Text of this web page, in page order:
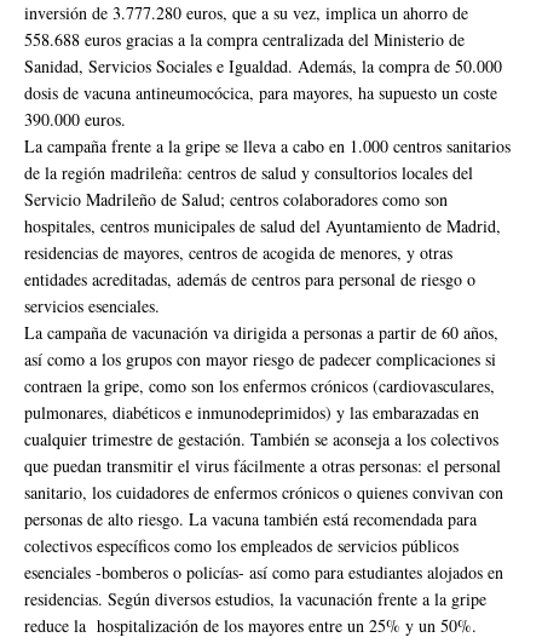
inversión de 3.777.280 euros, que a su vez, implica un ahorro de
558.688 euros gracias a la compra centralizada del Ministerio de
Sanidad, Servicios Sociales e Igualdad. Además, la compra de 50.000
dosis de vacuna antineumocócica, para mayores, ha supuesto un coste
390.000 euros.
La campaña frente a la gripe se lleva a cabo en 1.000 centros sanitarios
de la región madrileña: centros de salud y consultorios locales del
Servicio Madrileño de Salud; centros colaboradores como son
hospitales, centros municipales de salud del Ayuntamiento de Madrid,
residencias de mayores, centros de acogida de menores, y otras
entidades acreditadas, además de centros para personal de riesgo o
servicios esenciales.
La campaña de vacunación va dirigida a personas a partir de 60 años,
así como a los grupos con mayor riesgo de padecer complicaciones si
contraen la gripe, como son los enfermos crónicos (cardiovasculares,
pulmonares, diabéticos e inmunodeprimidos) y las embarazadas en
cualquier trimestre de gestación. También se aconseja a los colectivos
que puedan transmitir el virus fácilmente a otras personas: el personal
sanitario, los cuidadores de enfermos crónicos o quienes convivan con
personas de alto riesgo. La vacuna también está recomendada para
colectivos específicos como los empleados de servicios públicos
esenciales -bomberos o policías- así como para estudiantes alojados en
residencias. Según diversos estudios, la vacunación frente a la gripe
reduce la hospitalización de los mayores entre un 25% y un 50%.